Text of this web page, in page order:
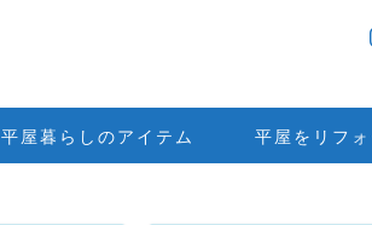
平屋暮らしのアイテム 平屋をリフ